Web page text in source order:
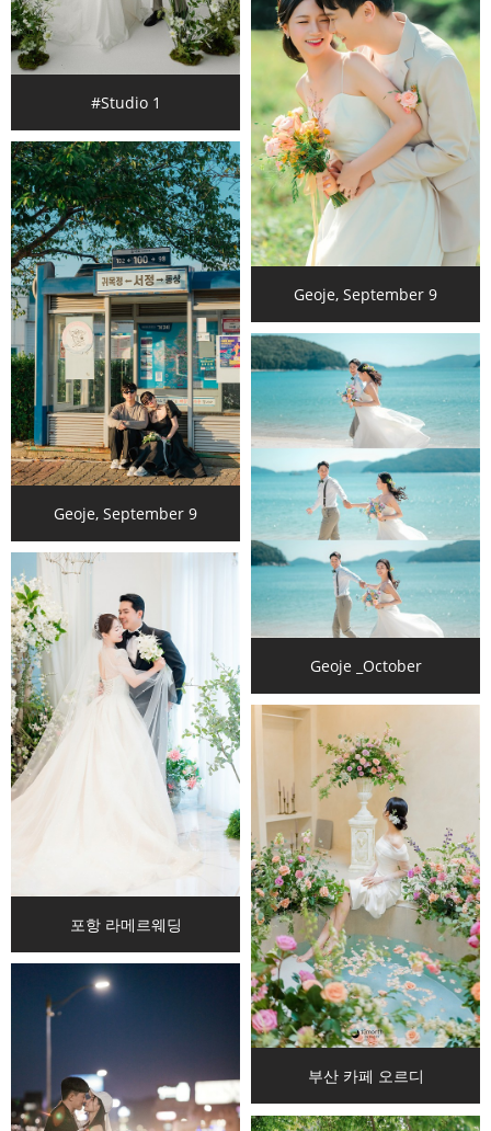
#Studio 1
Geoje, September 9
Geoje, September 9
Geoje _October
포항 라메르웨딩
부산 카페 오르디